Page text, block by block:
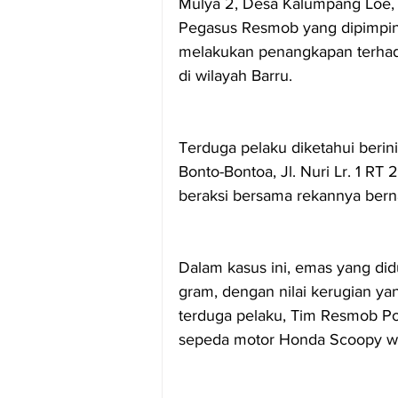
Pegasus Resmob yang
melakukan penangkapan
di wilayah Barru.
Terduga pelaku diketahui
Bonto-Bontoa, Jl. Nuri Lr. 1 RT
beraksi bersama rekannya
Dalam kasus ini, emas yang
gram, dengan nilai kerugian
terduga pelaku, Tim Resmob
sepeda motor Honda Scoopy